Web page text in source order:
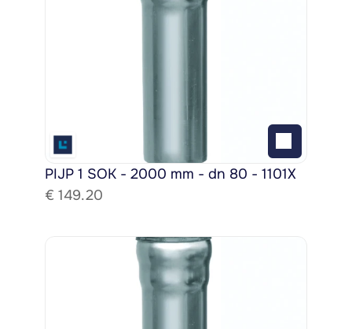
PIJP 1 SOK - 2000 mm - dn 80 - 1101X
€ 149.20